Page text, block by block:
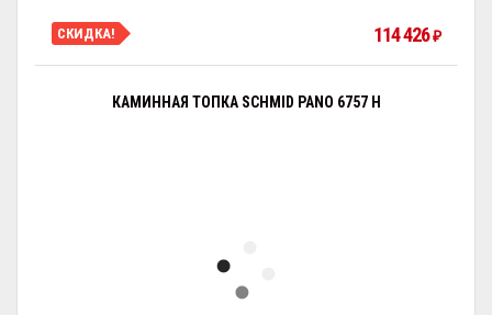
СКИДКА! 114 426₽
КАМИННАЯ ТОПКА SCHMID PANO 6757 H